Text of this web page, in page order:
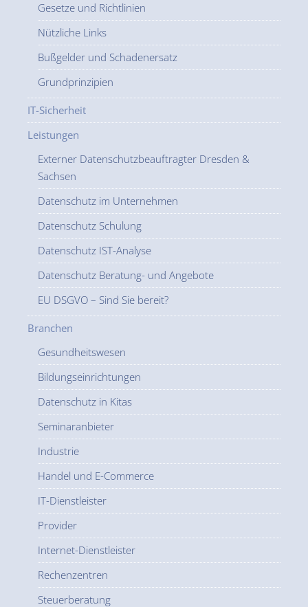
Gesetze und Richtlinien
Nützliche Links
Bußgelder und Schadenersatz
Grundprinzipien
IT-Sicherheit
Leistungen
Externer Datenschutzbeauftragter Dresden &
Sachsen
Datenschutz im Unternehmen
Datenschutz Schulung
Datenschutz IST-Analyse
Datenschutz Beratung- und Angebote
EU DSGVO – Sind Sie bereit?
Branchen
Gesundheitswesen
Bildungseinrichtungen
Datenschutz in Kitas
Seminaranbieter
Industrie
Handel und E-Commerce
IT-Dienstleister
Provider
Internet-Dienstleister
Rechenzentren
Steuerberatung